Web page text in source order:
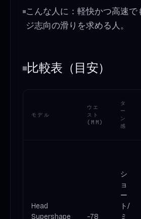
こんな人に：軽快かつ高速で
ジ志向の滑りを求める人。
比較表（目安）
モデル
ウエ
スト
(MM)
タ
ー
ン
感
Head
Supershape
~78
シ
ョ
ー
ト/
ミ